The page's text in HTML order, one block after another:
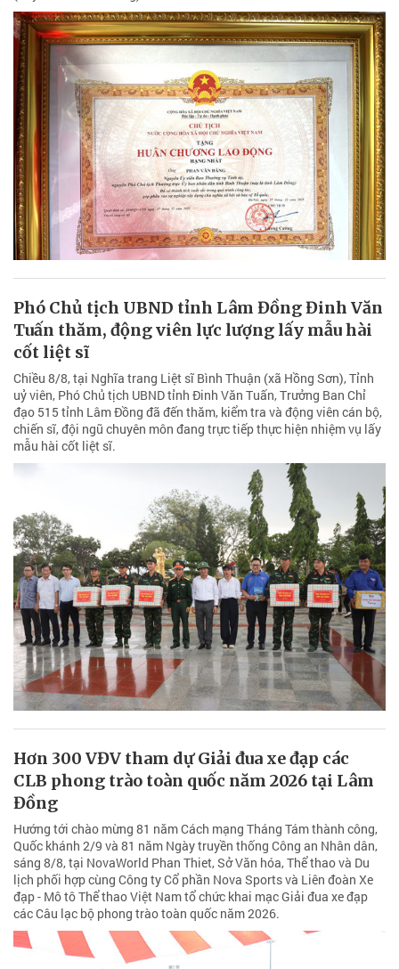
Phó Chủ tịch UBND tỉnh Lâm Đồng Đinh Văn
Tuấn thăm, động viên lực lượng lấy mẫu hài
cốt liệt sĩ
Chiều 8/8, tại Nghĩa trang Liệt sĩ Bình Thuận (xã Hồng Sơn), Tỉnh
uỷ viên, Phó Chủ tịch UBND tỉnh Đinh Văn Tuấn, Trưởng Ban Chỉ
đạo 515 tỉnh Lâm Đồng đã đến thăm, kiểm tra và động viên cán bộ,
chiến sĩ, đội ngũ chuyên môn đang trực tiếp thực hiện nhiệm vụ lấy
mẫu hài cốt liệt sĩ.
Hơn 300 VĐV tham dự Giải đua xe đạp các
CLB phong trào toàn quốc năm 2026 tại Lâm
Đồng
Hướng tới chào mừng 81 năm Cách mạng Tháng Tám thành công,
Quốc khánh 2/9 và 81 năm Ngày truyền thống Công an Nhân dân,
sáng 8/8, tại NovaWorld Phan Thiet, Sở Văn hóa, Thể thao và Du
lịch phối hợp cùng Công ty Cổ phần Nova Sports và Liên đoàn Xe
đạp - Mô tô Thể thao Việt Nam tổ chức khai mạc Giải đua xe đạp
các Câu lạc bộ phong trào toàn quốc năm 2026.